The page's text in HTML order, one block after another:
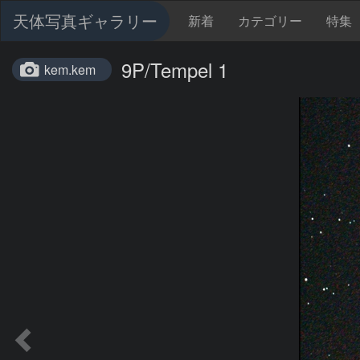
天体写真ギャラリー 新着 カテゴリー 特集
kem.kem 9P/Tempel 1